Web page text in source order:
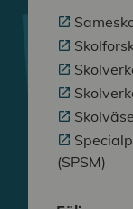
(SPSM)